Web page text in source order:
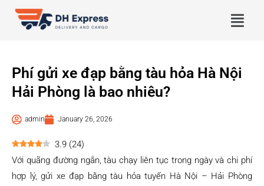
Phí gửi xe đạp bằng tàu hỏa Hà Nội
Hải Phòng là bao nhiêu?
admin January 26, 2026
3.9 (24)
Với quãng đường ngắn, tàu chạy liên tục trong ngày và chi phí
hợp lý, gửi xe đạp bằng tàu hỏa tuyến Hà Nội – Hải Phòng